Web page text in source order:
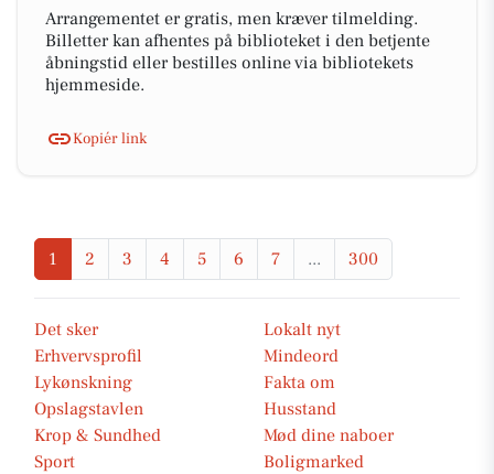
Arrangementet er gratis, men kræver tilmelding.
Billetter kan afhentes på biblioteket i den betjente
åbningstid eller bestilles online via bibliotekets
hjemmeside.
Kopiér link
1 2 3 4 5 6 7 ... 300
Det sker
Lokalt nyt
Erhvervsprofil
Mindeord
Lykønskning
Fakta om
Opslagstavlen
Husstand
Krop & Sundhed
Mød dine naboer
Sport
Boligmarked